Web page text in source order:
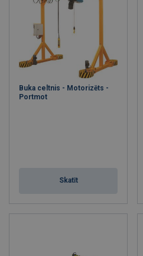
Buka celtnis - Motorizēts -
Portmot
Skatīt